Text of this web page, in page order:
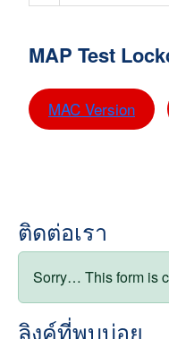
MAP Test
MAC Version
ติดต่อเรา
สถานะข้อคว
Sorry… This form is
ลิงค์ที่พบบ่อย